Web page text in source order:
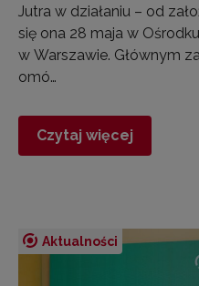
Jutra w działaniu – od
się ona 28 maja w
w Warszawie. Głównym
omó…
Czytaj więcej
Aktualności